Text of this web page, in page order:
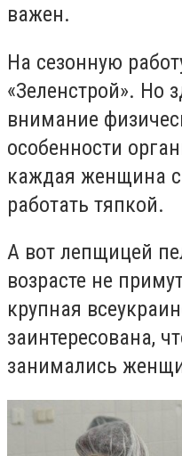
важен.
На сезонную
«Зеленстрой». Но
внимание
особенности
каждая женщина
работать тяпкой.
А вот лепщицей
возрасте не
крупная
заинтересована,
занимались